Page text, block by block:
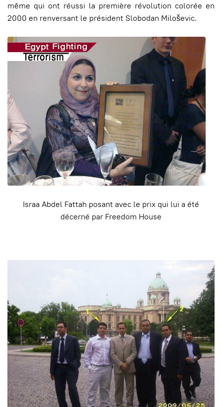
même qui ont réussi la première révolution colorée en
2000 en renversant le président Slobodan Miloševic.
Israa Abdel Fattah posant avec le prix qui lui a été
décerné par Freedom House